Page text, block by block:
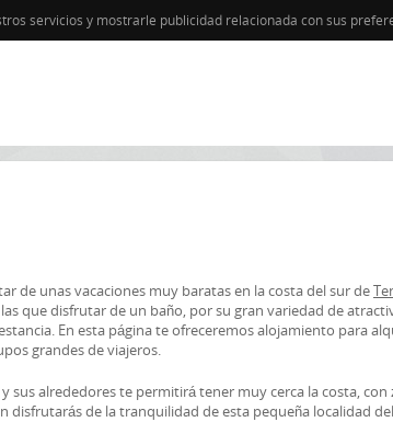
servicios y mostrarle publicidad relacionada con sus
de unas vacaciones muy baratas en la costa del sur de
que disfrutar de un baño, por su gran variedad de
En esta página te ofreceremos alojamiento para
grandes de viajeros.
sus alrededores te permitirá tener muy cerca la costa,
disfrutarás de la tranquilidad de esta pequeña localidad